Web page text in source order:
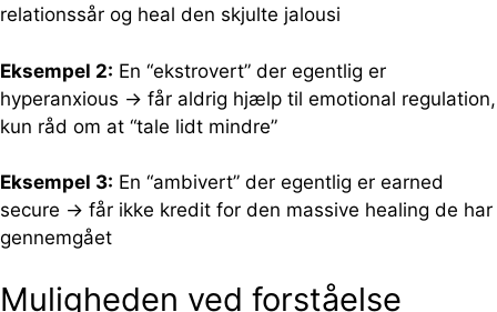
relationssår og heal den skjulte jalousi
Eksempel 2: En “ekstrovert” der egentlig er
hyperanxious → får aldrig hjælp til emotional regulation,
kun råd om at “tale lidt mindre”
Eksempel 3: En “ambivert” der egentlig er earned
secure → får ikke kredit for den massive healing de har
gennemgået
Muligheden ved forståelse